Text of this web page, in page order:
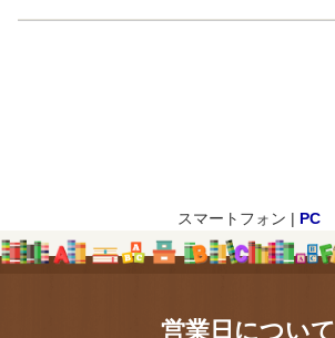
スマートフォン | PC
営業日について